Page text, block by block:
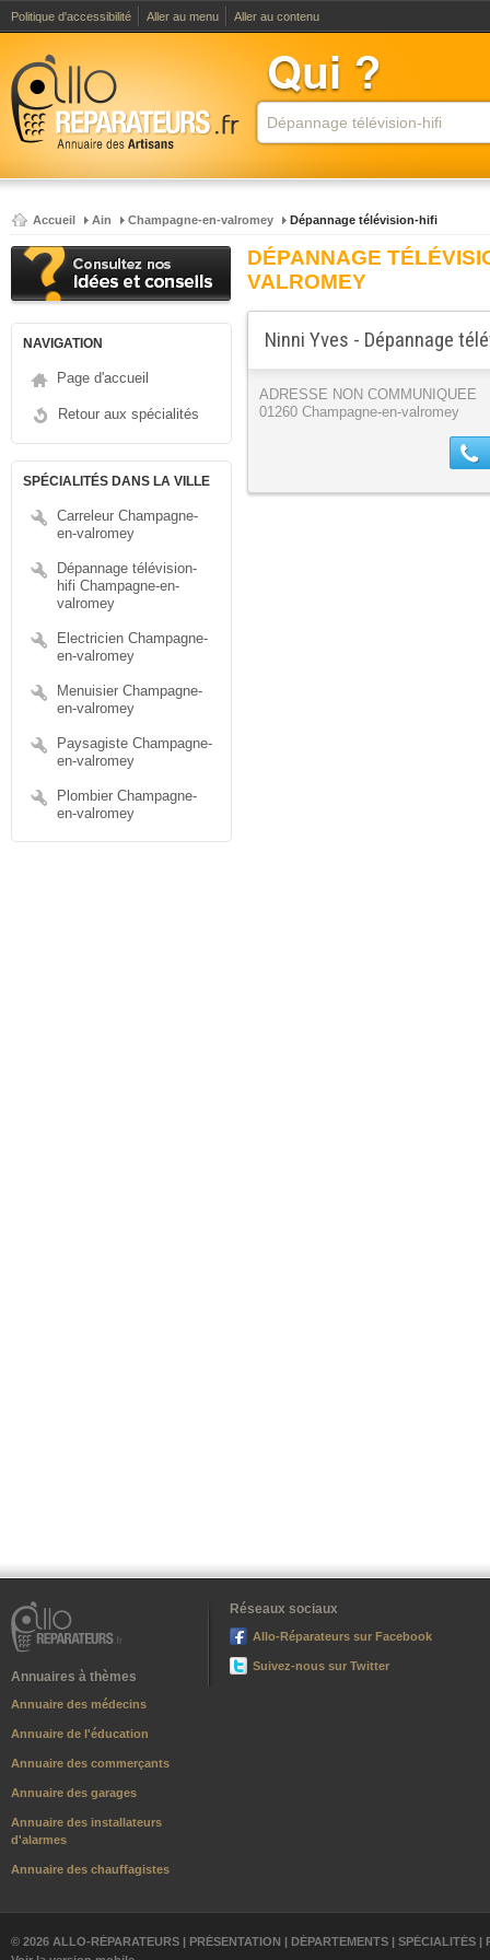
Politique d'accessibilité Aller au menu Aller au contenu
Accueil Ain Champagne-en-valromey Dépannage télévision-hifi
NAVIGATION
Page d'accueil
Retour aux spécialités
SPÉCIALITÉS DANS LA VILLE
Carreleur Champagne-
en-valromey
Dépannage télévision-
hifi Champagne-en-
valromey
Electricien Champagne-
en-valromey
Menuisier Champagne-
en-valromey
Paysagiste Champagne-
en-valromey
Plombier Champagne-
en-valromey
DÉPANNAGE
VALROMEY
Ninni Yves - Dépannage
ADRESSE NON COMMUNIQUEE
01260 Champagne-en-valromey
Annuaires à thèmes
Annuaire des médecins
Annuaire de l'éducation
Annuaire des commerçants
Annuaire des garages
Annuaire des installateurs
d'alarmes
Annuaire des chauffagistes
Réseaux sociaux
Allo-Réparateurs sur Facebook
Suivez-nous sur Twitter
© 2026 ALLO-RÉPARATEURS | PRÉSENTATION | DÉPARTEMENTS | SPÉCIALITÉS |